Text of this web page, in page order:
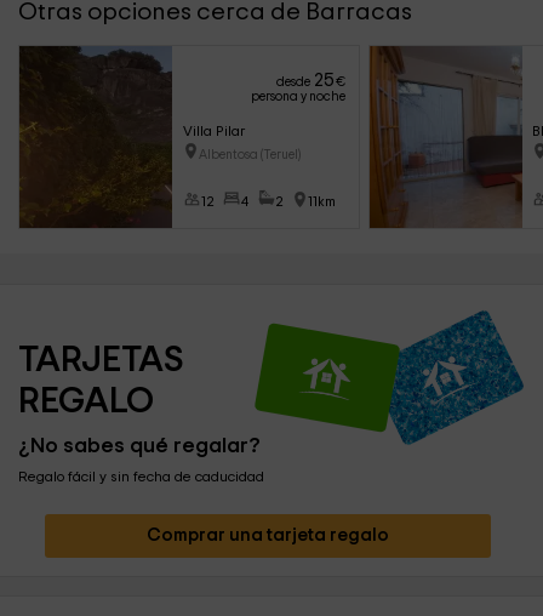
Otras opciones cerca de Barracas
desde 25€
persona y noche
Villa Pilar
Albentosa (Teruel)
12 4 2 11km
TARJETAS
REGALO
¿No sabes qué regalar?
Regalo fácil y sin fecha de caducidad
Comprar una tarjeta regalo